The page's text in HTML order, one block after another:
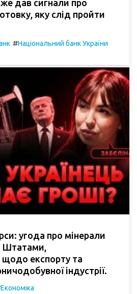
дав сигнали про
яку слід пройти
#Національний банк України
угода про мінерали
Штатами,
експорту та
індустрії.
Економіка